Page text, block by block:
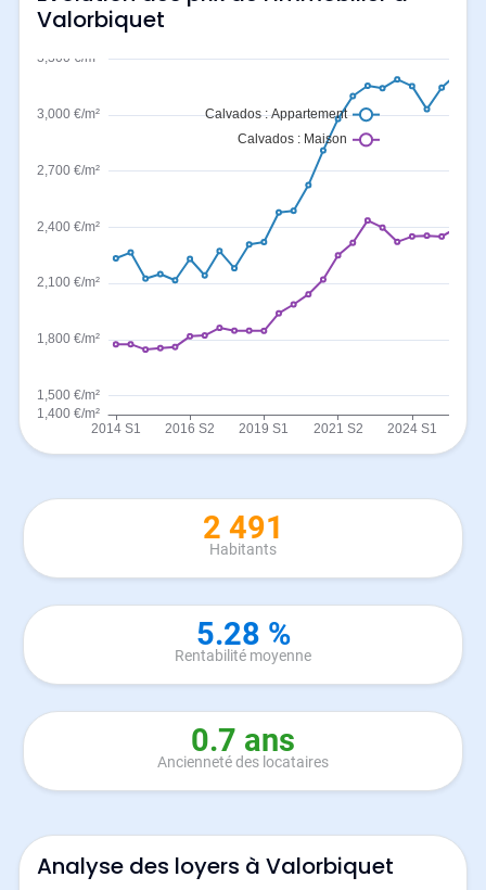
Valorbiquet
2 491
Habitants
5.28 %
Rentabilité moyenne
0.7 ans
Ancienneté des locataires
Analyse des loyers à Valorbiquet